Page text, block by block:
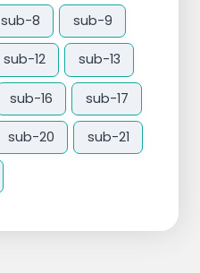
sub-8 sub-9
sub-12 sub-13
sub-16 sub-17
sub-20 sub-21